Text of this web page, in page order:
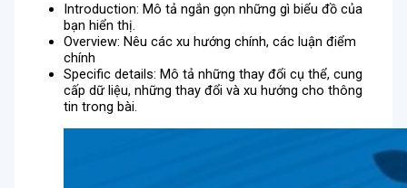
Introduction: Mô tả ngắn gọn những gì biểu đồ của
bạn hiển thị.
Overview: Nêu các xu hướng chính, các luận điểm
chính
Specific details: Mô tả những thay đổi cụ thể, cung
cấp dữ liệu, những thay đổi và xu hướng cho thông
tin trong bài.